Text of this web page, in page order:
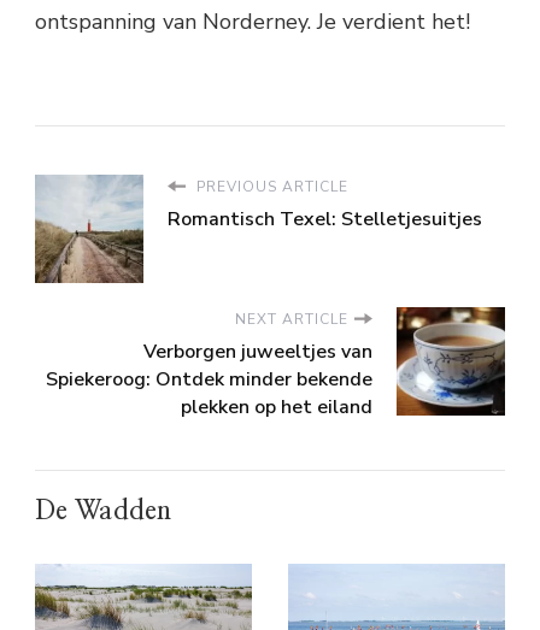
ontspanning van Norderney. Je verdient het!
PREVIOUS ARTICLE
Romantisch Texel: Stelletjesuitjes
NEXT ARTICLE
Verborgen juweeltjes van
Spiekeroog: Ontdek minder bekende
plekken op het eiland
De Wadden